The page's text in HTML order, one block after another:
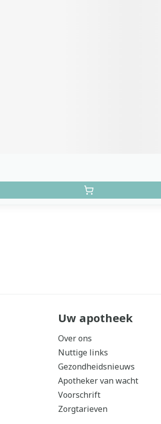
Uw apotheek
Over ons
Nuttige links
Gezondheidsnieuws
Apotheker van wacht
Voorschrift
Zorgtarieven